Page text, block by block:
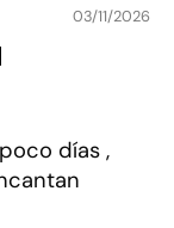
03/11/2026
días ,